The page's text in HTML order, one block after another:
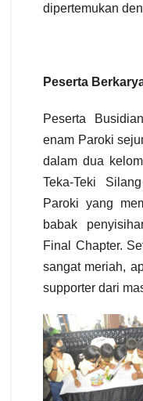
dipertemukan
Peserta
Peserta
enam Paroki
dalam dua
Teka-Teki
Paroki yang
babak
Final Chapter.
sangat meriah,
supporter dari